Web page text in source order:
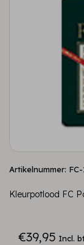
Artikelnummer: FC-
Kleurpotlood FC
€39,95 Incl.